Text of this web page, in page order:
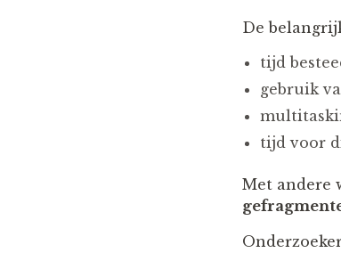
De
tijd
gebruik
tijd voor
Met andere